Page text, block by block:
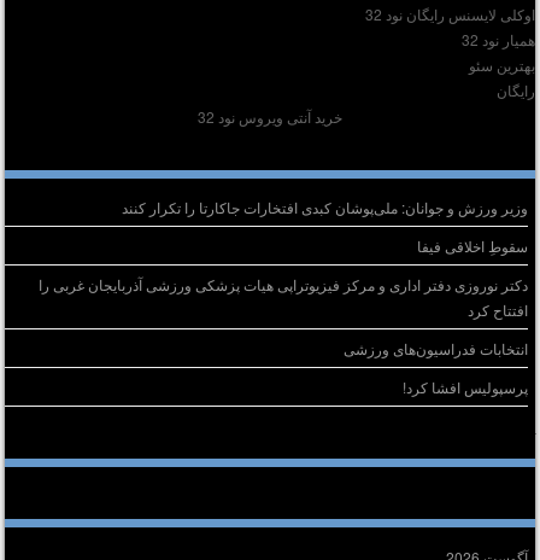
لایسنس رایگان نود 32
نود 32
سئو
خرید آنتی ویروس نود 32
وزیر ورزش و جوانان: ملی‌پوشان کبدی افتخارات جاکارتا را تکرار کنند
سقوطِ اخلاقی فیفا
دکتر نوروزی دفتر اداری و مرکز فیزیوتراپی هیات پزشکی ورزشی آذربایجان غربی را
افتتاح کرد
انتخابات فدراسیون‌های ورزشی
پرسپولیس افشا کرد!